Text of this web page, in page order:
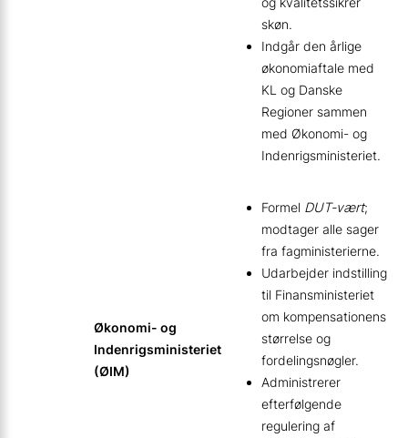
skøn.
Indgår den årlige
økonomiaftale med
KL og Danske
Regioner sammen
med Økonomi- og
Indenrigsministeriet.
Økonomi- og
Indenrigsministeriet
(ØIM)
Formel DUT-vært;
modtager alle sager
fra fagministerierne.
Udarbejder indstilling
til Finansministeriet
om kompensationens
størrelse og
fordelingsnøgler.
Administrerer
efterfølgende
regulering af